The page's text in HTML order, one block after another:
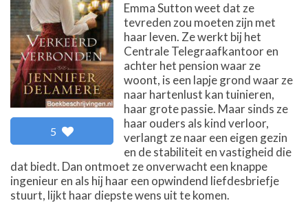
5
Emma Sutton weet dat ze
tevreden zou moeten zijn met
haar leven. Ze werkt bij het
Centrale Telegraafkantoor en
achter het pension waar ze
woont, is een lapje grond waar ze
naar hartenlust kan tuinieren,
haar grote passie. Maar sinds ze
haar ouders als kind verloor,
verlangt ze naar een eigen gezin
en de stabiliteit en vastigheid die
dat biedt. Dan ontmoet ze onverwacht een knappe
ingenieur en als hij haar een opwindend liefdesbriefje
stuurt, lijkt haar diepste wens uit te komen.